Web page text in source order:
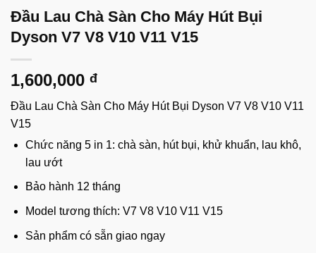
Đầu Lau Chà Sàn Cho Máy Hút Bụi
Dyson V7 V8 V10 V11 V15
1,600,000 đ
Đầu Lau Chà Sàn Cho Máy Hút Bụi Dyson V7 V8 V10 V11
V15
Chức năng 5 in 1: chà sàn, hút bụi, khử khuẩn, lau khô,
lau ướt
Bảo hành 12 tháng
Model tương thích: V7 V8 V10 V11 V15
Sản phẩm có sẵn giao ngay